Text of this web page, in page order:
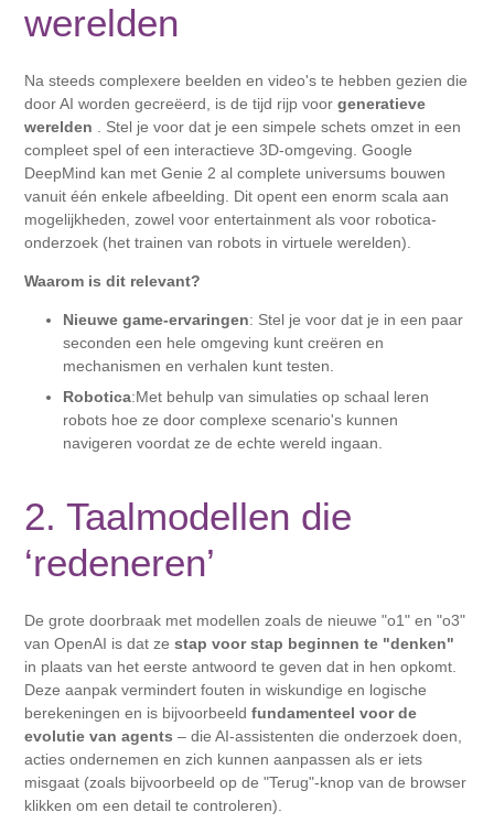
werelden
Na steeds complexere beelden en video's te hebben gezien die
door AI worden gecreëerd, is de tijd rijp voorgeneratieve
werelden . Stel je voor dat je een simpele schets omzet in een
compleet spel of een interactieve 3D-omgeving. Google
DeepMind kan met Genie 2 al complete universums bouwen
vanuit één enkele afbeelding. Dit opent een enorm scala aan
mogelijkheden, zowel voor entertainment als voor robotica-
onderzoek (het trainen van robots in virtuele werelden).
Waarom is dit relevant?
Nieuwe game-ervaringen: Stel je voor dat je in een paar
seconden een hele omgeving kunt creëren en
mechanismen en verhalen kunt testen.
Robotica:Met behulp van simulaties op schaal leren
robots hoe ze door complexe scenario's kunnen
navigeren voordat ze de echte wereld ingaan.
2. Taalmodellen die
‘redeneren’
De grote doorbraak met modellen zoals de nieuwe "o1" en "o3"
van OpenAI is dat zestap voor stap beginnen te "denken"
in plaats van het eerste antwoord te geven dat in hen opkomt.
Deze aanpak vermindert fouten in wiskundige en logische
berekeningen en is bijvoorbeeldfundamenteel voor de
evolutie van agents – die AI-assistenten die onderzoek doen,
acties ondernemen en zich kunnen aanpassen als er iets
misgaat (zoals bijvoorbeeld op de "Terug"-knop van de browser
klikken om een ​​detail te controleren).